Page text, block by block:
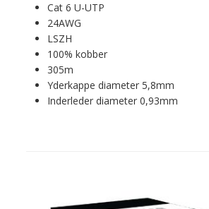
Cat 6 U-UTP
24AWG
LSZH
100% kobber
305m
Yderkappe diameter 5,8mm
Inderleder diameter 0,93mm